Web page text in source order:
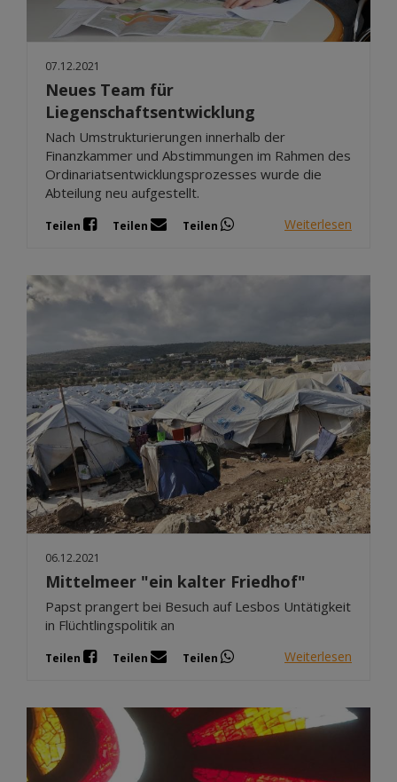
Okt 2025
07.12.2021
Neues Team für
Liegenschaftsentwicklung
Nach Umstrukturierungen innerhalb der
Finanzkammer und Abstimmungen im Rahmen des
Ordinariatsentwicklungsprozesses wurde die
Abteilung neu aufgestellt.
Teilen Teilen Teilen Weiterlesen
06.12.2021
Mittelmeer "ein kalter Friedhof"
Papst prangert bei Besuch auf Lesbos Untätigkeit
in Flüchtlingspolitik an
Teilen Teilen Teilen Weiterlesen